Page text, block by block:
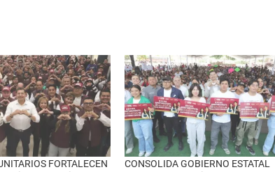
FORTALECEN
CONSOLIDA GOBIERNO ESTATAL